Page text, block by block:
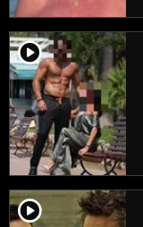
player2
player2